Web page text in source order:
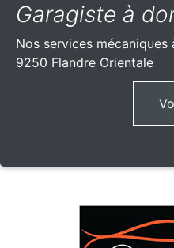
Garagiste à
Nos services
9250 Flandre Orientale